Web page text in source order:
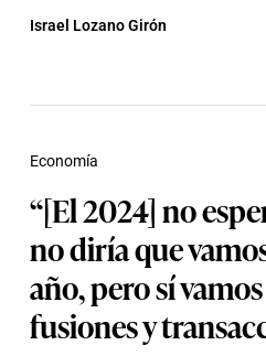
Israel Lozano Girón
“[El 2024] no
no diría que
año, pero sí
fusiones y
Economía